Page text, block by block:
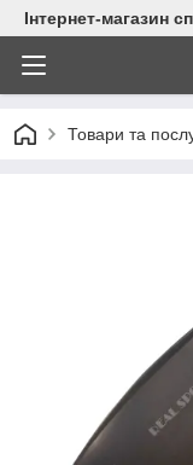
Інтернет-магазин
Товари та